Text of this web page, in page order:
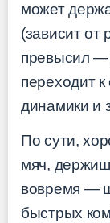
может
(зависит от
превысил —
переходит
динамики и
По сути,
мяч,
вовремя —
быстрых